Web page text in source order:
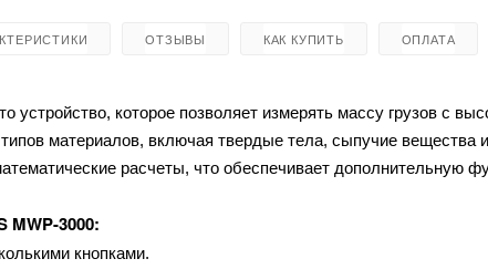
ОТЗЫВЫ КАК КУПИТЬ ОПЛАТА
устройство, которое позволяет измерять массу грузов с
материалов, включая твердые тела, сыпучие вещества
расчеты, что обеспечивает дополнительную
MWP-3000:
кнопками.